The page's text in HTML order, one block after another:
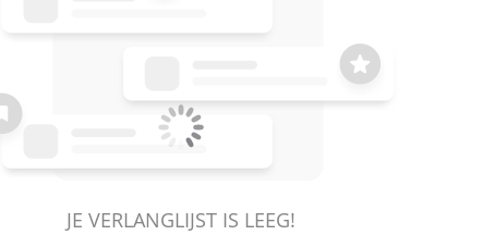
JE VERLANGLIJST IS LEEG!